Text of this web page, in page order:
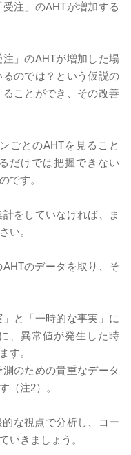
注」のAHTが増加する
」のAHTが増加した場
のでは？という仮説の
ことができ、その改善
ごとのAHTを見ること
だけでは把握できない
です。
をしていなければ、ま
い。
のデータを取り、そ
と「一時的な事実」に
、異常値が発生した時
す。
のための貴重なデータ
（注2）。
な視点で分析し、コー
いきましょう。